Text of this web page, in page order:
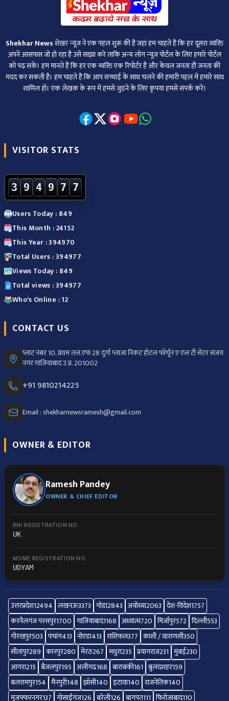
Shekhar Newsशेखर न्‍यूज ने एक पहल शुरू की है जहां हम चाहते हैं कि हर दूसरा व्‍यक्ति
अपने आसपास जो हो रहा है उसे साझा करे ताकि अन्‍य लोग न्‍यूज पोर्टल के लिए हमारे पोर्टल
को पढ़ सकें। हम मानते हैं कि हर एक व्यक्ति एक रिपोर्टर है और केवल जनता ही जनता की
मदद कर सकती है। हम चाहते हैं कि आप सच्चाई के साथ चलने की हमारी पहल में हमारे साथ
शामिल हों। एक लेखक के रूप में हमसे जुड़ने के लिए कृपया हमसे संपर्क करें।
VISITOR STATS
3 9 4 9 7 7
Users Today : 849
This Month : 24152
This Year : 394970
Total Users : 394977
Views Today : 849
Total views : 394977
Who's Online : 12
CONTACT US
प्लाट नंबर 10, प्रथम तल.एफ 28 दुर्गा प्लाजा निकट होटल फॉर्चून ए एल टी सेंटर संजय
नगर ग़ाज़ियाबाद उ.प्र. 201002
+91 9810214225
Email : shekharnewsramesh@gmail.com
OWNER & EDITOR
Ramesh Pandey
OWNER & CHIEF EDITOR
RNI REGISTRATION NO.
UK
MSME REGISTRATION NO.
UDYAM
उत्तरप्रदेश12494 लखनऊ3373 गोंडा2843 अयोध्या2063 देश-विदेश1757
करनैलगंज परसपुर1700 गाज़ियाबाद1168 अध्यात्म720 मिर्जापुर572 दिल्ली553
गोरखपुर503 पंचांग413 नोएडा413 राशिफल377 काशी / वाराणसी350
सीतापुर289 कानपुर280 मेरठ267 मथुरा235 प्रयागराज231 मुंबई230
आगरा215 बैजलपुर195 अलीगढ168 बाराबंकी161 बुलंदशहर159
बलरामपुर154 मैनपुरी148 झाँसी140 इटावा140 राजनेतिक140
मुजफ्फरनगर137 गोसाईंगंज126 बरेली126 बागपत111 फिरोजाबाद110